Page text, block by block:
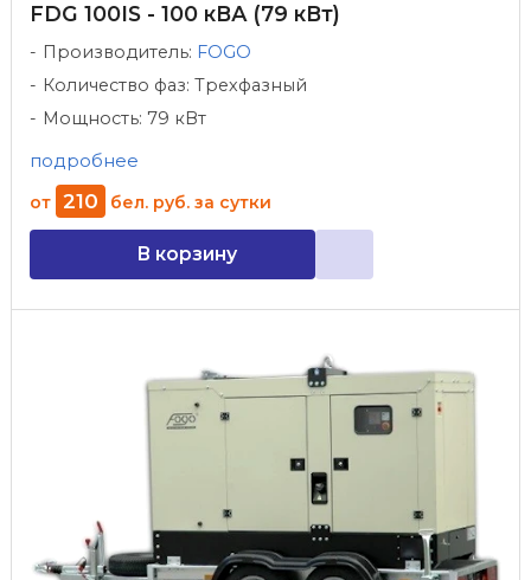
FDG 100IS - 100 кВА (79 кВт)
Производитель: FOGO
Количество фаз: Трехфазный
Мощность: 79 кВт
подробнее
от 210 бел. руб. за сутки
В корзину